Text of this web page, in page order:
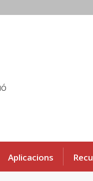
Aplicacions